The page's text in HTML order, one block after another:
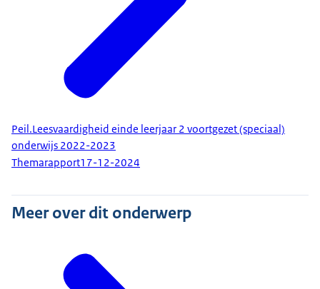
Peil.Leesvaardigheid einde leerjaar 2 voortgezet (speciaal)
onderwijs 2022-2023
Themarapport17-12-2024
Meer over dit onderwerp